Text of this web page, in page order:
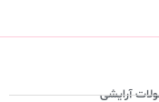
آرایشی